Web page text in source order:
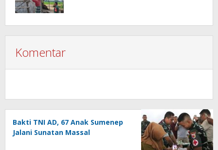
Komentar
Bakti TNI AD, 67 Anak Sumenep
Jalani Sunatan Massal